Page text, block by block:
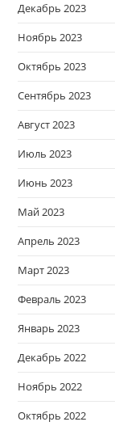
Декабрь 2023
Ноябрь 2023
Октябрь 2023
Сентябрь 2023
Август 2023
Июль 2023
Июнь 2023
Май 2023
Апрель 2023
Март 2023
Февраль 2023
Январь 2023
Декабрь 2022
Ноябрь 2022
Октябрь 2022